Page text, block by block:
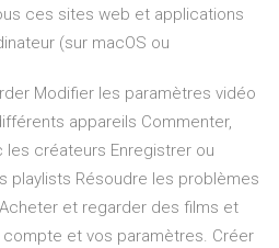
ces sites web et applications
(sur macOS ou
Modifier les paramètres vidéo
appareils Commenter,
créateurs Enregistrer ou
playlists Résoudre les problèmes
et regarder des films et
compte et vos paramètres. Créer